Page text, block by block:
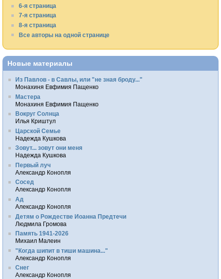
6-я страница
7-я страница
8-я страница
Все авторы на одной странице
Новые материалы
Из Павлов - в Савлы, или "не зная броду..."
Монахиня Евфимия Пащенко
Мастера
Монахиня Евфимия Пащенко
Вокруг Солнца
Илья Криштул
Царской Семье
Надежда Кушкова
Зовут... зовут они меня
Надежда Кушкова
Первый луч
Александр Конопля
Сосед
Александр Конопля
Ад
Александр Конопля
Детям о Рождестве Иоанна Предтечи
Людмила Громова
Память 1941-2026
Михаил Малеин
"Когда шипит в тиши машина..."
Александр Конопля
Снег
Александр Конопля